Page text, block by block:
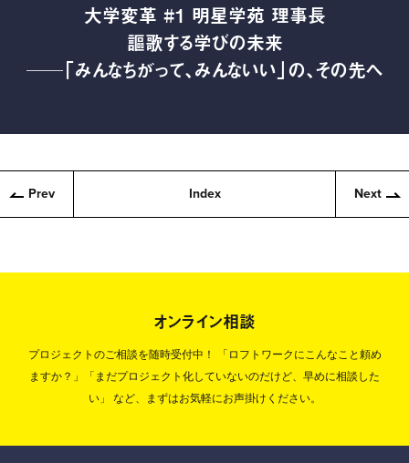
大学変革 #1 明星学苑 理事長
謳歌する学びの未来
──「みんなちがって、みんないい」の、その先へ
Prev Index Next
オンライン相談
プロジェクトのご相談を随時受付中！
「ロフトワークにこんなこと頼め
ますか？」「まだプロジェクト化していないのだけど、早めに相談した
い」
など、まずはお気軽にお声掛けください。